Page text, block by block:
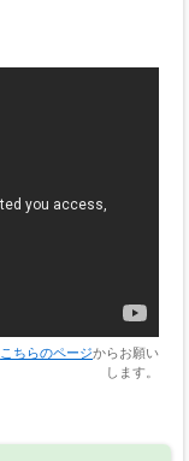
こちらのページからお願い
します。